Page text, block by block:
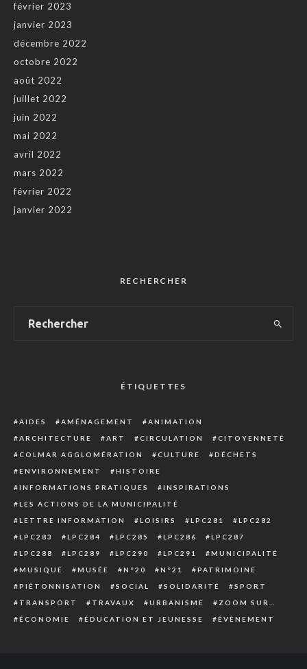
février 2023
janvier 2023
décembre 2022
octobre 2022
août 2022
juillet 2022
juin 2022
mai 2022
avril 2022
mars 2022
février 2022
janvier 2022
RECHERCHER
ÉTIQUETTES
AIDES AMÉNAGEMENT
ANIMATION
ARCHITECTURE
ART CIRCULATION
CITOYENNETÉ
COLMAR AGGLOMÉRATION
CULTURE
DÉCHETS
ENVIRONNEMENT
HISTOIRE
INFORMATIONS PRATIQUES
INSPIRATIONS
LES ACTIONS DE LA MUNICIPALITÉ
LETTRE INFORMATION
LOISIRS LPC281
LPC282
LPC283
LPC284 LPC285 LPC286
LPC287
LPC288
LPC289 LPC290 LPC291
MUNICIPALITÉ
MUSIQUE
MUSÉE N°20 N°21
PATRIMOINE
PIÉTONNISATION
SOCIAL SOLIDARITÉ
SPORT
TRANSPORT
TRAVAUX URBANISME
ZOOM SUR…
ÉCONOMIE
ÉDUCATION ET JEUNESSE ÉVÈNEMENT